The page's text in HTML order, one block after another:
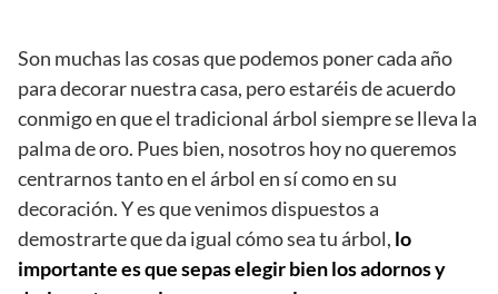
Son muchas las cosas que podemos poner cada año
para decorar nuestra casa, pero estaréis de acuerdo
conmigo en que el tradicional árbol siempre se lleva la
palma de oro. Pues bien, nosotros hoy no queremos
centrarnos tanto en el árbol en sí como en su
decoración. Y es que venimos dispuestos a
demostrarte que da igual cómo sea tu árbol, lo
importante es que sepas elegir bien los adornos y